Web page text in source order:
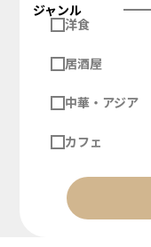
ジャンル
洋食
居酒屋
中華・アジア
カフェ